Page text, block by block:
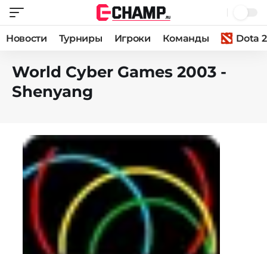
Новости Турниры Игроки Команды Dota 2
World Cyber Games 2003 -
Shenyang